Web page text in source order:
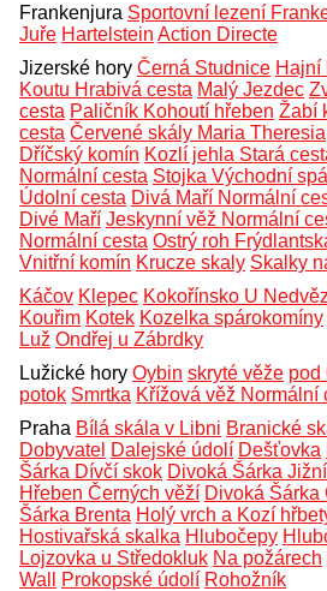
Frankenjura Sportovní lezení
Juře Hartelstein Action Directe
Jizerské hory Černá Studnice Hajní
Koutu Hrabivá cesta Malý Jezdec
cesta Paličník Kohoutí hřeben Žabí
cesta Červené skály Maria Theresia
Dříčský komín Kozlí jehla Stará
Normální cesta Stojka Východní
Údolní cesta Divá Maří Normální
Divé Maří Jeskynní věž Normální
Normální cesta Ostrý roh
Vnitřní komín Krucze skaly Skalky
Káčov Klepec Kokořínsko U
Kouřim Kotek Kozelka spárokomíny
Luž Ondřej u Zábrdky
Lužické hory Oybin skryté věže pod
potok Smrtka Křížová věž Normální
Praha Bílá skála v Libni Branické
Dobyvatel Dalejské údolí Dešťovka
Šárka Dívčí skok Divoká Šárka
Hřeben Černých věží Divoká Šárka
Šárka Brenta Holý vrch a Kozí
Hostivařská skalka Hlubočepy
Lojzovka u Středokluk Na požárech
Wall
Prokopské údolí Rohožník